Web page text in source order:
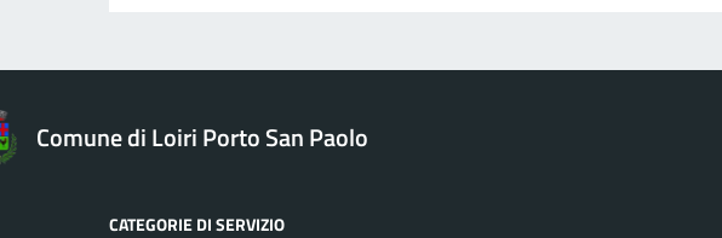
Comune di Loiri Porto San Paolo
CATEGORIE DI SERVIZIO